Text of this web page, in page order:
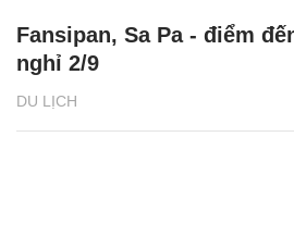
DU LỊCH
Fansipan, Sa Pa - điểm
nghỉ 2/9